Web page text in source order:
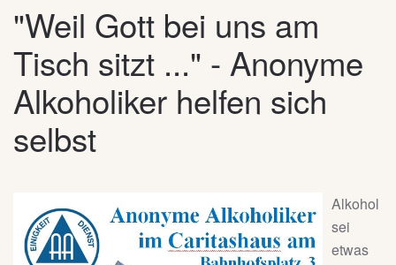
"Weil Gott bei uns am
Tisch sitzt ..." - Anonyme
Alkoholiker helfen sich
selbst
Alkohol
sei
etwas